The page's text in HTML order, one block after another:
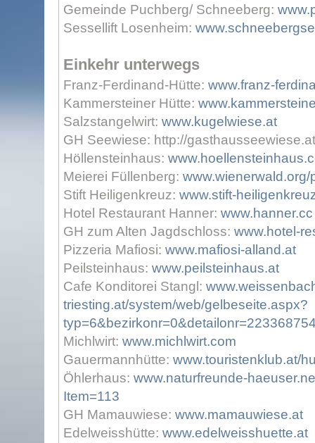
Gemeinde Puchberg/ Schneeberg:
Sessellift Losenheim:
Einkehr unterwegs
Franz-Ferdinand-Hütte: www.franz-
Kammersteiner Hütte:
Salzstangelwirt: www.kugelwiese.at
GH Seewiese: http://gasthausseewiese.at
Höllensteinhaus:
Meierei Füllenberg: www.wienerwald.org/
Stift Heiligenkreuz: www.stift-
Hotel Restaurant Hanner: www.hanner.cc
GH zum Alten Jagdschloss: www.hotel-
Pizzeria Mafiosi: www.mafiosi-alland.at
Peilsteinhaus: www.peilsteinhaus.at
Cafe Konditorei Stangl:
triesting.at/system/web/gelbeseite.aspx?
Michlwirt: www.michlwirt.com
Gauermannhütte: www.touristenklub.at/
Öhlerhaus: www.naturfreunde-
Item=113
GH Mamauwiese: www.mamauwiese.at
Edelweisshütte: www.edelweisshuette.at